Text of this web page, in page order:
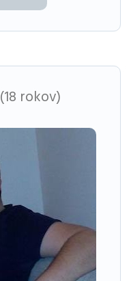
(18 rokov)